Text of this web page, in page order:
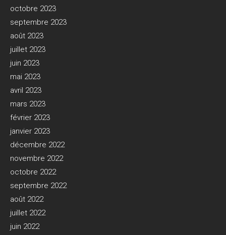
octobre 2023
septembre 2023
août 2023
juillet 2023
juin 2023
mai 2023
avril 2023
mars 2023
février 2023
janvier 2023
décembre 2022
novembre 2022
octobre 2022
septembre 2022
août 2022
juillet 2022
juin 2022